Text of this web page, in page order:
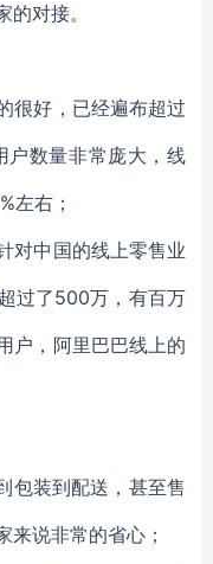
对接。
很好，已经遍布超过
户数量非常庞大，线
左右；
对中国的线上零售业
过了500万，有百万
户，阿里巴巴线上的
包装到配送，甚至售
来说非常的省心；